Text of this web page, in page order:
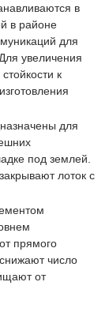
в
в районе
для
увеличения
к
для
под землей.
лоток с
прямого
число
от